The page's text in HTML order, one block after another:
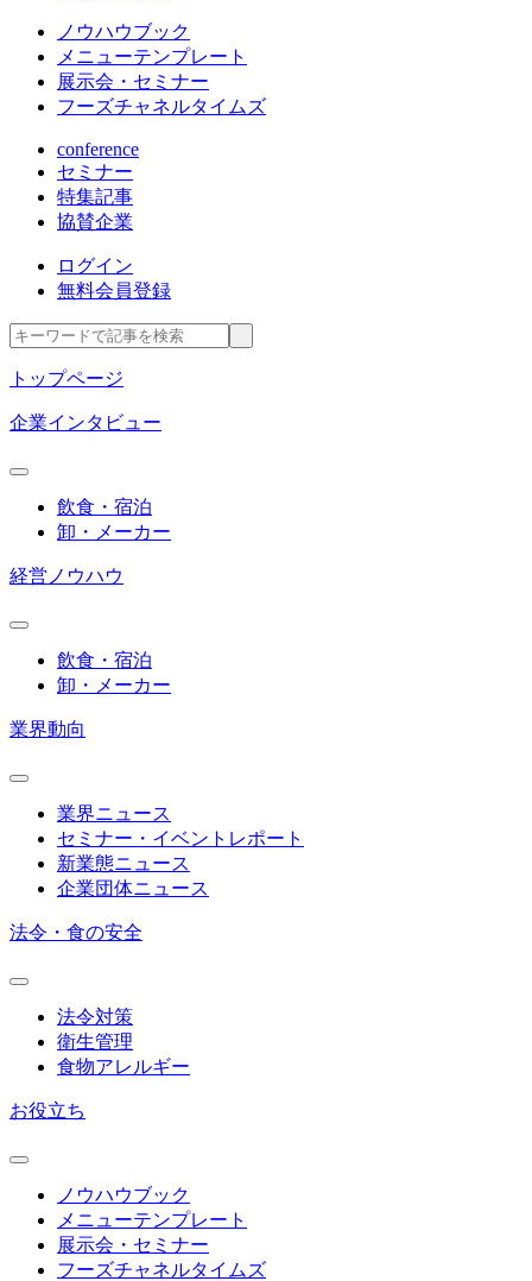
ノウハウブック
メニューテンプレート
展示会・セミナー
フーズチャネルタイムズ
conference
セミナー
特集記事
協賛企業
ログイン
無料会員登録
トップページ
企業インタビュー
飲食・宿泊
卸・メーカー
経営ノウハウ
飲食・宿泊
卸・メーカー
業界動向
業界ニュース
セミナー・イベントレポート
新業態ニュース
企業団体ニュース
法令・食の安全
法令対策
衛生管理
食物アレルギー
お役立ち
ノウハウブック
メニューテンプレート
展示会・セミナー
フーズチャネルタイムズ